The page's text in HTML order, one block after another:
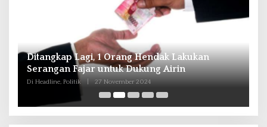
Andra Soni : Perbaiki Pendidikan dan
Tingkatkan SDM Untuk Banten Lebih Maju
Di Headline, Nasional, Politik